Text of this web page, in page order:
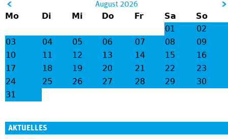
lt;
August 2026
Mo Di Mi Do Fr Sa
So
01
02
03
04 05 06 07 08
09
10
11 12 13 14 15
16
17
18 19 20 21 22
23
24
25 26 27 28 29
30
31
AKTUELLES